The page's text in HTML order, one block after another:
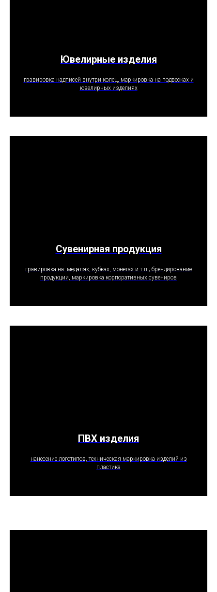
Ювелирные изделия
гравировка надписей внутри колец, маркировка на подвесках и
ювелирных изделиях
ПОЛУЧИТЬ ПРЕДЛОЖЕНИЕ
Сувенирная продукция
гравировка на: медалях, кубках, монетах и т.п.; брендирование
продукции, маркировка корпоративных сувениров
ПОЛУЧИТЬ ПРЕДЛОЖЕНИЕ
ПВХ изделия
нанесение логотипов, техническая маркировка изделий из
пластика
ПОЛУЧИТЬ ПРЕДЛОЖЕНИЕ